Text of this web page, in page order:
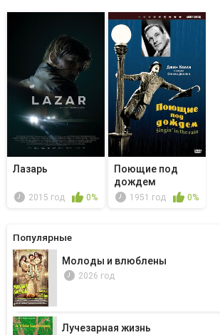
Популярные
Молоды и влюблены
2026 год
Лучезарная жизнь
Лазарь
2015 год 0%
Поющие под
дождем
1951 год 0%